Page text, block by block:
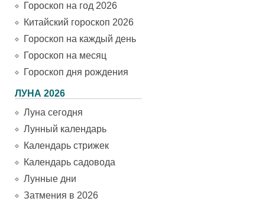
Гороскоп на год 2026
Китайский гороскоп 2026
Гороскоп на каждый день
Гороскоп на месяц
Гороскоп дня рождения
ЛУНА 2026
Луна сегодня
Лунный календарь
Календарь стрижек
Календарь садовода
Лунные дни
Затмения в 2026